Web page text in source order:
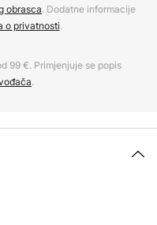
obrasca. Dodatne informacije
o privatnosti.
99 €. Primjenjuje se popis
.